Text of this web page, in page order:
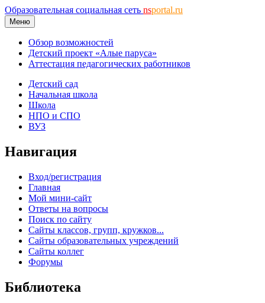
Образовательная социальная сеть nsportal.ru
Меню
Обзор возможностей
Детский проект «Алые паруса»
Аттестация педагогических работников
Детский сад
Начальная школа
Школа
НПО и СПО
ВУЗ
Навигация
Вход/регистрация
Главная
Мой мини-сайт
Ответы на вопросы
Поиск по сайту
Сайты классов, групп, кружков...
Сайты образовательных учреждений
Сайты коллег
Форумы
Библиотека